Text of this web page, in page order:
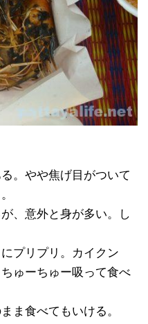
。やや焦げ目がついて
、意外と身が多い。し
プリプリ。カイクン
ゅーちゅー吸って食べ
ま食べてもいける。